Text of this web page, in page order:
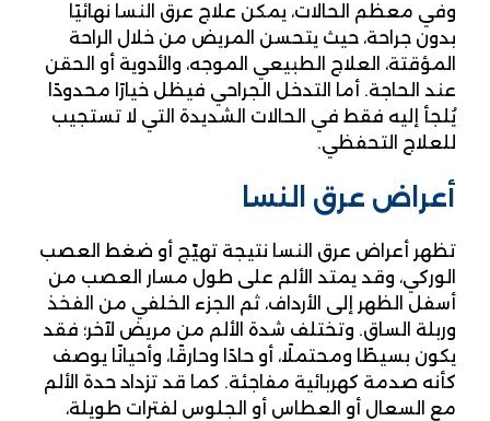
وفي معظم الحالات، يمكن علاج عرق النسا نهائيًا
بدون جراحة، حيث يتحسن المريض من خلال الراحة
المؤقتة، العلاج الطبيعي الموجه، والأدوية أو الحقن
عند الحاجة. أما التدخل الجراحي فيظل خيارًا محدودًا
يُلجأ إليه فقط في الحالات الشديدة التي لا تستجيب
للعلاج التحفظي.
أعراض عرق النسا
تظهر أعراض عرق النسا نتيجة تهيّج أو ضغط العصب
الوركي، وقد يمتد الألم على طول مسار العصب من
أسفل الظهر إلى الأرداف، ثم الجزء الخلفي من الفخذ
وربلة الساق. وتختلف شدة الألم من مريض لآخر؛ فقد
يكون بسيطًا ومحتملًا، أو حادًا وحارقًا، وأحيانًا يوصف
كأنه صدمة كهربائية مفاجئة. كما قد تزداد حدة الألم
مع السعال أو العطاس أو الجلوس لفترات طويلة،